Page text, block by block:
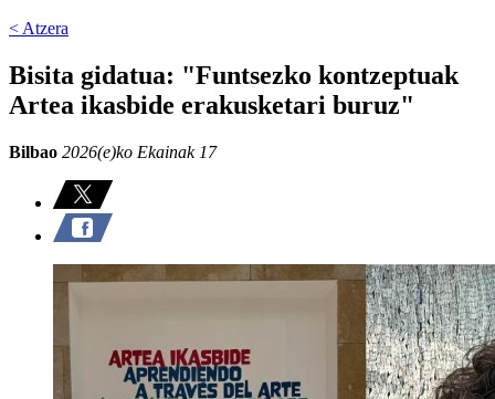
< Atzera
Bisita gidatua: "Funtsezko kontzeptuak
Artea ikasbide erakusketari buruz"
Bilbao 2026(e)ko Ekainak 17